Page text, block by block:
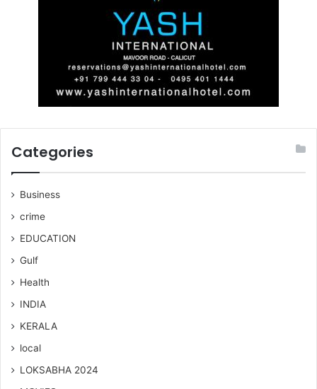
Categories
Business
crime
EDUCATION
Gulf
Health
INDIA
KERALA
local
LOKSABHA 2024